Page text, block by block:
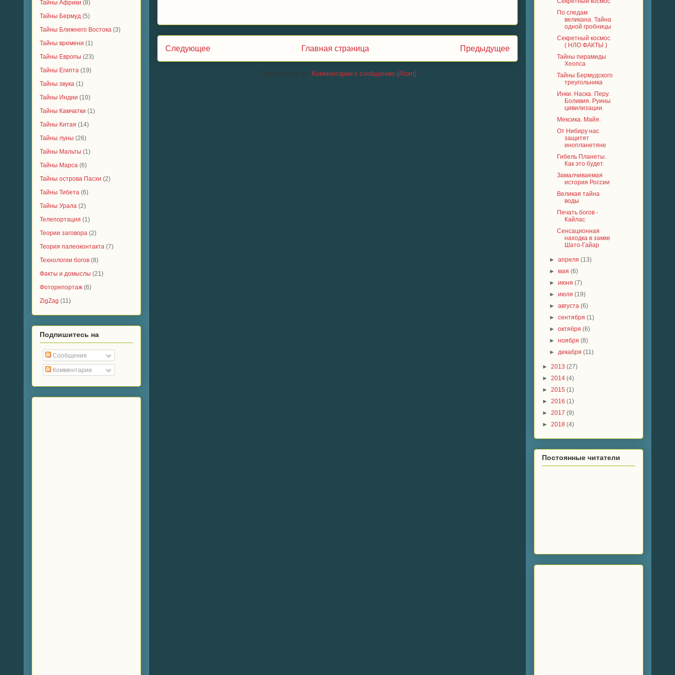
Следующее Предыдущее
Главная страница
Подписаться на: Комментарии к сообщению (Atom)
Тайны Африки (8)
Тайны Бермуд (5)
Тайны Ближнего Востока (3)
Тайны времени (1)
Тайны Европы (23)
Тайны Египта (19)
Тайны звука (1)
Тайны Индии (10)
Тайны Камчатки (1)
Тайны Китая (14)
Тайны луны (26)
Тайны Мальты (1)
Тайны Марса (6)
Тайны острова Пасхи (2)
Тайны Тибета (6)
Тайны Урала (2)
Телепортация (1)
Теории заговора (2)
Теория палеоконтакта (7)
Технологии богов (8)
Факты и домыслы (21)
Фоторепортаж (6)
ZigZag (11)
Подпишитесь на
Сообщения
Комментарии
По следам
великана. Тайна
одной гробницы
Секретный космос
( НЛО ФАКТЫ )
Тайны пирамиды
Хеопса
Тайны Бермудского
треугольника
Инки. Наска. Перу.
Боливия. Руины
цивилизации.
Мексика. Майя.
От Нибиру нас
защитят
инопланетяне
Гибель Планеты.
Как это будет.
Замалчиваемая
история России
Великая тайна
воды
Печать богов -
Кайлас
Сенсационная
находка в замке
Шато-Гайар
►апреля(13)
►мая(6)
►июня(7)
►июля(19)
►августа(6)
►сентября(1)
►октября(6)
►ноября(8)
► декабря(11)
► 2013 (27)
► 2014 (4)
► 2015 (1)
► 2016 (1)
► 2017 (9)
► 2018 (4)
Постоянные читатели